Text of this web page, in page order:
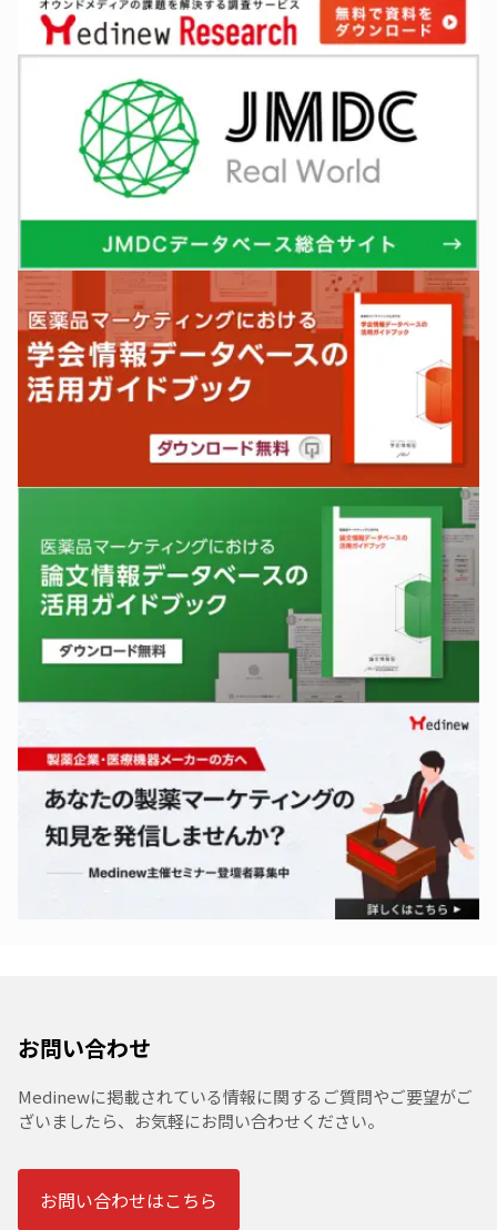
お問い合わせ
Medinewに掲載されている情報に関するご質問やご要望がご
ざいましたら、お気軽にお問い合わせください。
お問い合わせはこちら